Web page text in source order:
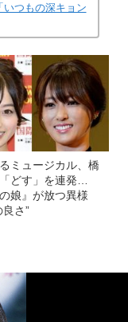
いつもの深キョン
ミュージカル、橋
どす」を連発…
の娘』が放つ異様
良さ”